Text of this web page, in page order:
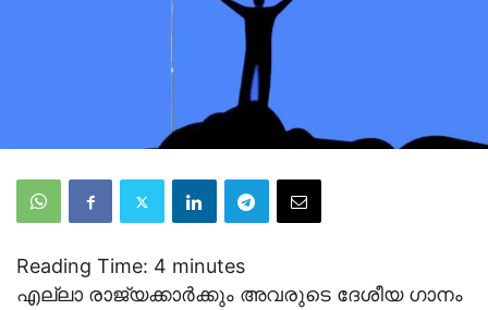
Reading Time: 4 minutes
എല്ലാ രാജ്യക്കാര്‍ക്കും അവരുടെ ദേശീയ ഗാനം